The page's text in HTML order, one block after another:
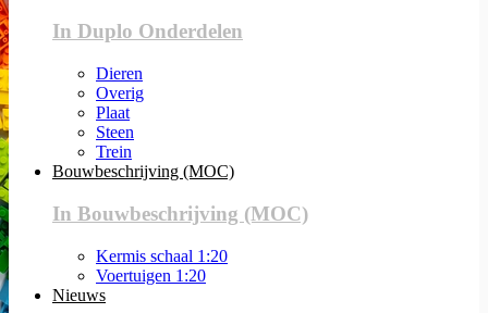
In Duplo Onderdelen
Dieren
Overig
Plaat
Steen
Trein
Bouwbeschrijving (MOC)
In Bouwbeschrijving (MOC)
Kermis schaal 1:20
Voertuigen 1:20
Nieuws